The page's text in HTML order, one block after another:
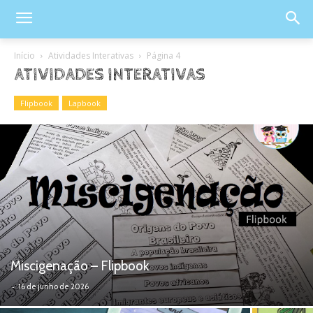
Início Atividades Interativas Página 4
ATIVIDADES INTERATIVAS
Flipbook Lapbook
Miscigenação – Flipbook
- 16 de junho de 2026